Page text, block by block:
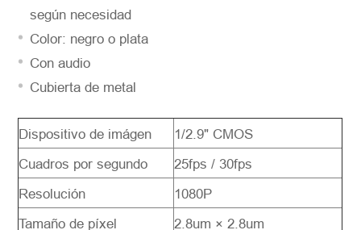
según necesidad
Color: negro o plata
Con audio
Cubierta de metal
Dispositivo de imágen
1/2.9" CMOS
Cuadros por segundo
25fps / 30fps
Resolución
1080P
Tamaño de píxel
2.8um × 2.8um